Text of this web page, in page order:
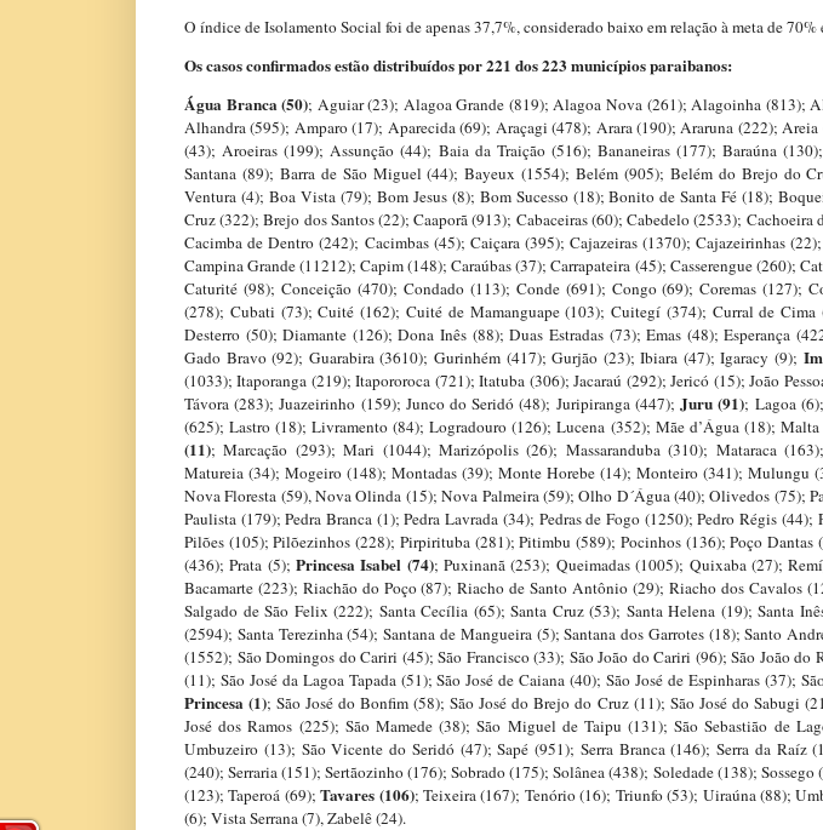
O índice de Isolamento Social foi de apenas 37,7%, considerado baixo em relação à meta de
Os casos confirmados estão distribuídos por 221 dos 223 municípios paraibanos:
Água Branca (50); Aguiar (23); Alagoa Grande (819); Alagoa Nova (261); Alagoinha (813);
Alhandra (595); Amparo (17); Aparecida (69); Araçagi (478); Arara (190); Araruna (222);
(43); Aroeiras (199); Assunção (44); Baia da Traição (516); Bananeiras (177); Baraúna
Santana (89); Barra de São Miguel (44); Bayeux (1554); Belém (905); Belém do Brejo do
Ventura (4); Boa Vista (79); Bom Jesus (8); Bom Sucesso (18); Bonito de Santa Fé (18);
Cruz (322); Brejo dos Santos (22); Caaporã (913); Cabaceiras (60); Cabedelo (2533);
Cacimba de Dentro (242); Cacimbas (45); Caiçara (395); Cajazeiras (1370); Cajazeirinhas
Campina Grande (11212); Capim (148); Caraúbas (37); Carrapateira (45); Casserengue (260);
Caturité (98); Conceição (470); Condado (113); Conde (691); Congo (69); Coremas (127);
(278); Cubati (73); Cuité (162); Cuité de Mamanguape (103); Cuitegí (374); Curral de
Desterro (50); Diamante (126); Dona Inês (88); Duas Estradas (73); Emas (48); Esperança
Gado Bravo (92); Guarabira (3610); Gurinhém (417); Gurjão (23); Ibiara (47); Igaracy (9);
(1033); Itaporanga (219); Itapororoca (721); Itatuba (306); Jacaraú (292); Jericó (15); João
Távora (283); Juazeirinho (159); Junco do Seridó (48); Juripiranga (447);Juru (91); Lagoa
(625); Lastro (18); Livramento (84); Logradouro (126); Lucena (352); Mãe d’Água (18);
(11); Marcação (293); Mari (1044); Marizópolis (26); Massaranduba (310); Mataraca
Matureia (34); Mogeiro (148); Montadas (39); Monte Horebe (14); Monteiro (341); Mulungu
Nova Floresta (59), Nova Olinda (15); Nova Palmeira (59); Olho D´Água (40); Olivedos (75);
Paulista (179); Pedra Branca (1); Pedra Lavrada (34); Pedras de Fogo (1250); Pedro Régis
Pilões (105); Pilõezinhos (228); Pirpirituba (281); Pitimbu (589); Pocinhos (136); Poço Dantas
(436); Prata (5);Princesa Isabel (74); Puxinanã (253); Queimadas (1005); Quixaba (27);
Bacamarte (223); Riachão do Poço (87); Riacho de Santo Antônio (29); Riacho dos Cavalos
Salgado de São Felix (222); Santa Cecília (65); Santa Cruz (53); Santa Helena (19); Santa
(2594); Santa Terezinha (54); Santana de Mangueira (5); Santana dos Garrotes (18); Santo
(1552); São Domingos do Cariri (45); São Francisco (33); São João do Cariri (96); São João do
(11); São José da Lagoa Tapada (51); São José de Caiana (40); São José de Espinharas (37);
Princesa (1); São José do Bonfim (58); São José do Brejo do Cruz (11); São José do Sabugi
José dos Ramos (225); São Mamede (38); São Miguel de Taipu (131); São Sebastião de
Umbuzeiro (13); São Vicente do Seridó (47); Sapé (951); Serra Branca (146); Serra da Raíz
(240); Serraria (151); Sertãozinho (176); Sobrado (175); Solânea (438); Soledade (138); Sossego
(123); Taperoá (69);Tavares (106); Teixeira (167); Tenório (16); Triunfo (53); Uiraúna (88);
(6); Vista Serrana (7), Zabelê (24).